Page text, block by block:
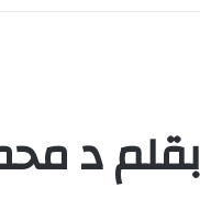
د